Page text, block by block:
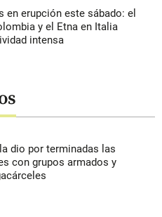
en erupción este sábado: el
y el Etna en Italia
intensa
dio por terminadas las
con grupos armados y